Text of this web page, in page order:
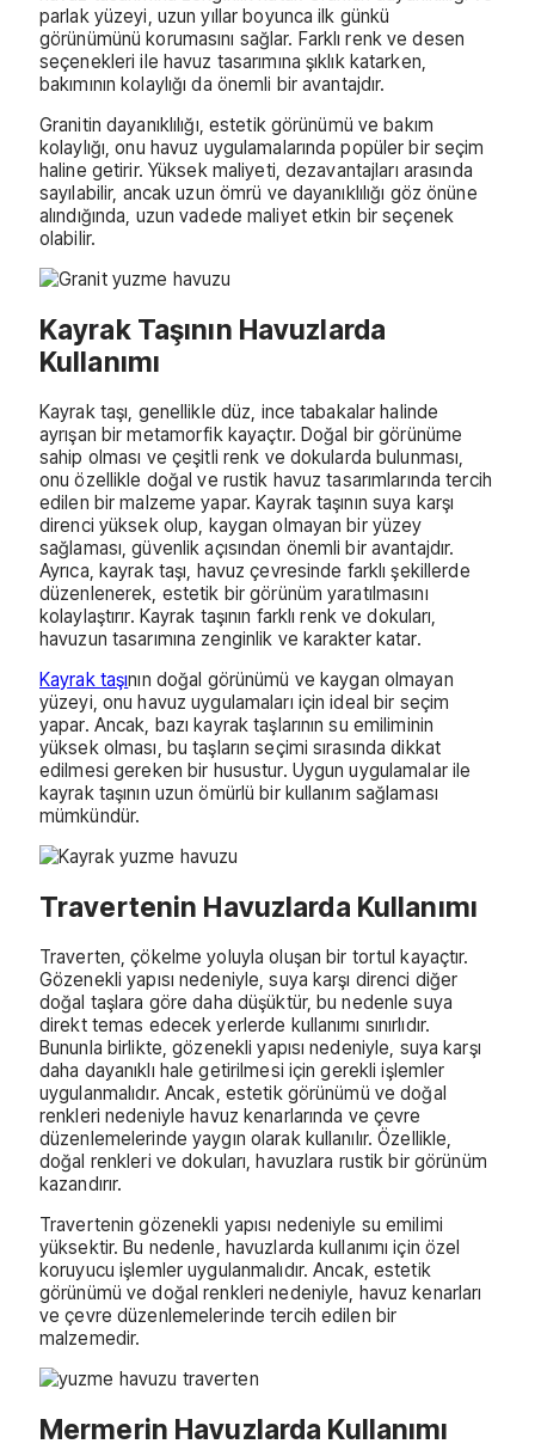
parlak yüzeyi, uzun yıllar boyunca ilk günkü
görünümünü korumasını sağlar. Farklı renk ve desen
seçenekleri ile havuz tasarımına şıklık katarken,
bakımının kolaylığı da önemli bir avantajdır.
Granitin dayanıklılığı, estetik görünümü ve bakım
kolaylığı, onu havuz uygulamalarında popüler bir seçim
haline getirir. Yüksek maliyeti, dezavantajları arasında
sayılabilir, ancak uzun ömrü ve dayanıklılığı göz önüne
alındığında, uzun vadede maliyet etkin bir seçenek
olabilir.
Kayrak Taşının Havuzlarda
Kullanımı
Kayrak taşı, genellikle düz, ince tabakalar halinde
ayrışan bir metamorfik kayaçtır. Doğal bir görünüme
sahip olması ve çeşitli renk ve dokularda bulunması,
onu özellikle doğal ve rustik havuz tasarımlarında tercih
edilen bir malzeme yapar. Kayrak taşının suya karşı
direnci yüksek olup, kaygan olmayan bir yüzey
sağlaması, güvenlik açısından önemli bir avantajdır.
Ayrıca, kayrak taşı, havuz çevresinde farklı şekillerde
düzenlenerek, estetik bir görünüm yaratılmasını
kolaylaştırır. Kayrak taşının farklı renk ve dokuları,
havuzun tasarımına zenginlik ve karakter katar.
Kayrak taşının doğal görünümü ve kaygan olmayan
yüzeyi, onu havuz uygulamaları için ideal bir seçim
yapar. Ancak, bazı kayrak taşlarının su emiliminin
yüksek olması, bu taşların seçimi sırasında dikkat
edilmesi gereken bir husustur. Uygun uygulamalar ile
kayrak taşının uzun ömürlü bir kullanım sağlaması
mümkündür.
Travertenin Havuzlarda Kullanımı
Traverten, çökelme yoluyla oluşan bir tortul kayaçtır.
Gözenekli yapısı nedeniyle, suya karşı direnci diğer
doğal taşlara göre daha düşüktür, bu nedenle suya
direkt temas edecek yerlerde kullanımı sınırlıdır.
Bununla birlikte, gözenekli yapısı nedeniyle, suya karşı
daha dayanıklı hale getirilmesi için gerekli işlemler
uygulanmalıdır. Ancak, estetik görünümü ve doğal
renkleri nedeniyle havuz kenarlarında ve çevre
düzenlemelerinde yaygın olarak kullanılır. Özellikle,
doğal renkleri ve dokuları, havuzlara rustik bir görünüm
kazandırır.
Travertenin gözenekli yapısı nedeniyle su emilimi
yüksektir. Bu nedenle, havuzlarda kullanımı için özel
koruyucu işlemler uygulanmalıdır. Ancak, estetik
görünümü ve doğal renkleri nedeniyle, havuz kenarları
ve çevre düzenlemelerinde tercih edilen bir
malzemedir.
Mermerin Havuzlarda Kullanımı